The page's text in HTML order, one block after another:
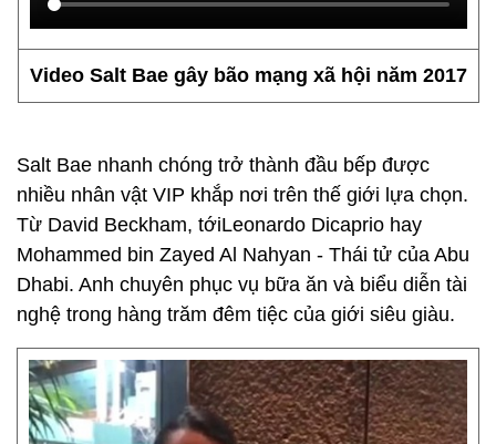
Video Salt Bae gây bão mạng xã hội năm 2017
Salt Bae nhanh chóng trở thành đầu bếp được
nhiều nhân vật VIP khắp nơi trên thế giới lựa chọn.
Từ David Beckham, tớiLeonardo Dicaprio hay
Mohammed bin Zayed Al Nahyan - Thái tử của Abu
Dhabi. Anh chuyên phục vụ bữa ăn và biểu diễn tài
nghệ trong hàng trăm đêm tiệc của giới siêu giàu.